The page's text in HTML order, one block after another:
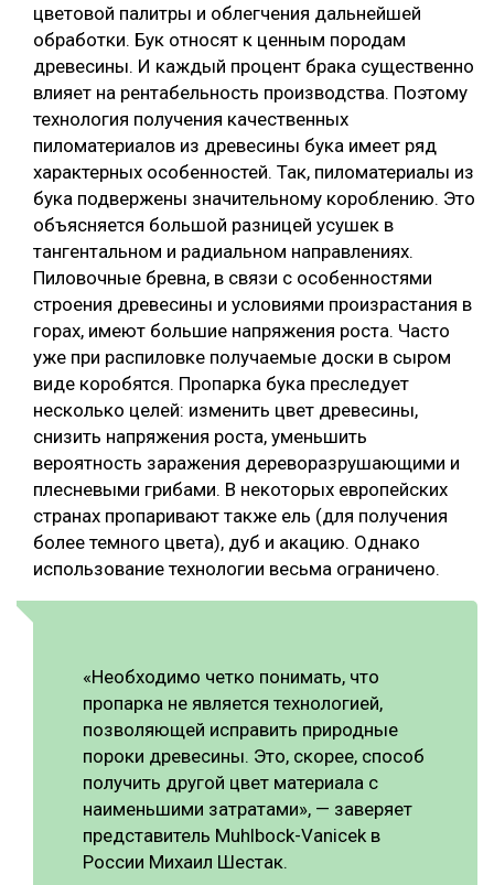
цветовой палитры и облегчения дальнейшей
обработки. Бук относят к ценным породам
древесины. И каждый процент брака существенно
влияет на рентабельность производства. Поэтому
технология получения качественных
пиломатериалов из древесины бука имеет ряд
характерных особенностей. Так, пиломатериалы из
бука подвержены значительному короблению. Это
объясняется большой разницей усушек в
тангентальном и радиальном направлениях.
Пиловочные бревна, в связи с особенностями
строения древесины и условиями произрастания в
горах, имеют большие напряжения роста. Часто
уже при распиловке получаемые доски в сыром
виде коробятся. Пропарка бука преследует
несколько целей: изменить цвет древесины,
снизить напряжения роста, уменьшить
вероятность заражения дереворазрушающими и
плесневыми грибами. В некоторых европейских
странах пропаривают также ель (для получения
более темного цвета), дуб и акацию. Однако
использование технологии весьма ограничено.
«Необходимо четко понимать, что
пропарка не является технологией,
позволяющей исправить природные
пороки древесины. Это, скорее, способ
получить другой цвет материала с
наименьшими затратами», — заверяет
представитель Muhlbock-Vanicek в
России Михаил Шестак.